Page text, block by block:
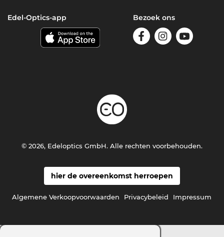
Edel-Optics-app Bezoek ons
hier de overeenkomst herroepen
Algemene Verkoopvoorwaarden Privacybeleid Impressum
© 2026, Edeloptics GmbH. Alle rechten voorbehouden.